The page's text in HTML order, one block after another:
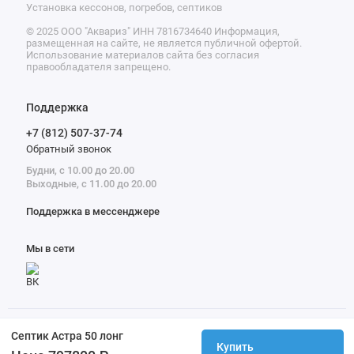
Септик Астра 50 лонг
Купить
Установка кессонов, погребов, септиков
© 2025 ООО "Аквариз" ИНН 7816734640 Информация,
размещенная на сайте, не является публичной офертой.
Использование материалов сайта без согласия
правообладателя запрещено.
Поддержка
+7 (812) 507-37-74
Обратный звонок
Будни, с 10.00 до 20.00
Выходные, с 11.00 до 20.00
Поддержка в мессенджере
Мы в сети